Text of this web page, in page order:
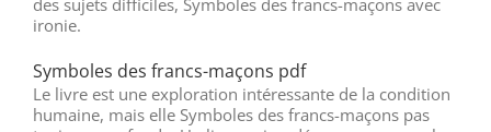
ironie.
Symboles des francs-maçons pdf
Le livre est une exploration intéressante de la condition
humaine, mais elle Symboles des francs-maçons pas